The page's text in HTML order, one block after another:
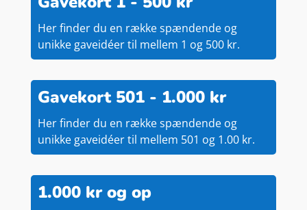
Her finder du en række spændende og
unikke gaveidéer til mellem 1 og 500 kr.
Gavekort 501 - 1.000 kr
Her finder du en række spændende og
unikke gaveidéer til mellem 501 og 1.00 kr.
1.000 kr og op